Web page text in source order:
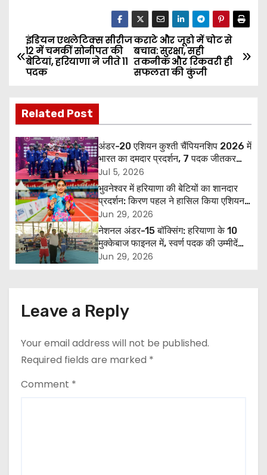
P
o
t
n
a
v
i
g
o
कराटे और जूडो में चोट से
बचाव: सुरक्षा, सही
तकनीक और रिकवरी ही
सफलता की कुंजी
इंडियन एथलेटिक्स सीरीज
12 में चमकीं सोनीपत की
बेटियां, हरियाणा ने जीते 11
पदक
Related Post
अंडर-20 एशियन कुश्ती चैंपियनशिप 2026 में
भारत का दमदार प्रदर्शन, 7 पदक जीतकर
ओवरऑल टीम ट्रॉफी में तीसरा स्थान
Jul 5, 2026
भुवनेश्वर में हरियाणा की बेटियों का शानदार
प्रदर्शन: किरण पहल ने हासिल किया एशियन
गेम्स क्वालिफाइंग स्टैंडर्ड, पूजा ने जीता कांस्य
पदक
Jun 29, 2026
नेशनल अंडर-15 बॉक्सिंग: हरियाणा के 10
मुक्केबाज फाइनल में, स्वर्ण पदक की उम्मीदें
बढ़ीं
Jun 29, 2026
Leave a Reply
Your email address will not be published.
Required fields are marked *
Comment *